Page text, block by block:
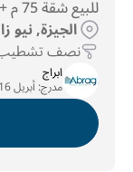
للبيع شقة 75 م + روف 107 م إستلام فوري زايد ريجنسي
الجيزة, نيو
نصف
ابراج
مدرج:أبريل 16, 2026